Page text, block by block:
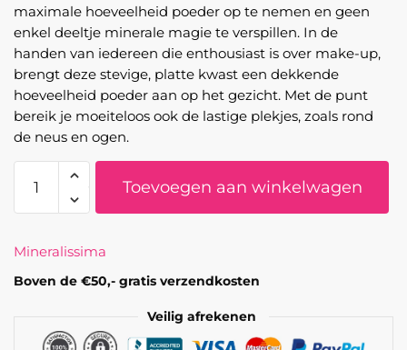
maximale hoeveelheid poeder op te nemen en geen
enkel deeltje minerale magie te verspillen. In de
handen van iedereen die enthousiast is over make-up,
brengt deze stevige, platte kwast een dekkende
hoeveelheid poeder aan op het gezicht. Met de punt
bereik je moeiteloos ook de lastige plekjes, zoals rond
de neus en ogen.
Mineralissima
Platte
kwast
aantal
Toevoegen aan winkelwagen
Mineralissima
Boven de €50,- gratis verzendkosten
Veilig afrekenen